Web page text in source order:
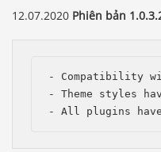
12.07.2020 Phiên bản
- Compatibility
- Theme styles
- All plugins